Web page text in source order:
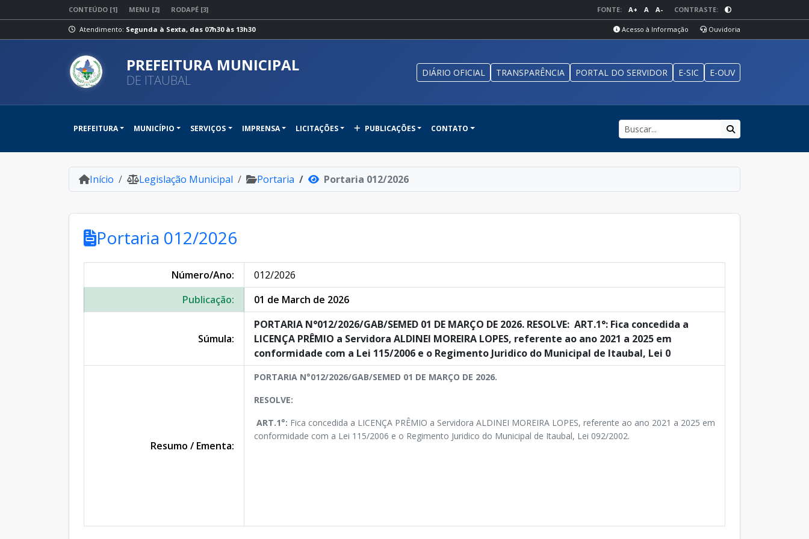
CONTEÚDO [1] MENU [2] RODAPÉ [3] FONTE: A+ A A- CONTRASTE:
Atendimento: Segunda à Sexta, das 07h30 às 13h30 Acesso à Informação Ouvidoria
PREFEITURA MUNICIPAL
DE ITAUBAL DIÁRIO OFICIAL TRANSPARÊNCIA PORTAL DO SERVIDOR E-SIC E-OUV
PREFEITURA MUNICÍPIO SERVIÇOS IMPRENSA LICITAÇÕES PUBLICAÇÕES CONTATO
Início Legislação Municipal Portaria Portaria 012/2026
Portaria 012/2026
Número/Ano:
012/2026
Publicação:
01 de March de 2026
Súmula:
PORTARIA N°012/2026/GAB/SEMED 01 DE MARÇO DE 2026. RESOLVE: ART.1°: Fica concedida a
LICENÇA PRÊMIO a Servidora ALDINEI MOREIRA LOPES, referente ao ano 2021 a 2025 em
conformidade com a Lei 115/2006 e o Regimento Juridico do Municipal de Itaubal, Lei 0
Resumo / Ementa:
PORTARIA N°012/2026/GAB/SEMED 01 DE MARÇO DE 2026.
RESOLVE:
ART.1°: Fica concedida a LICENÇA PRÊMIO a Servidora ALDINEI MOREIRA LOPES, referente ao ano 2021 a 2025 em
conformidade com a Lei 115/2006 e o Regimento Juridico do Municipal de Itaubal, Lei 092/2002.